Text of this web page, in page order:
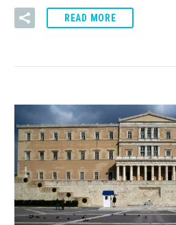
READ MORE